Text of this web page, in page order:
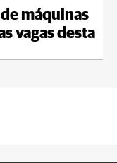
máquinas
vagas desta